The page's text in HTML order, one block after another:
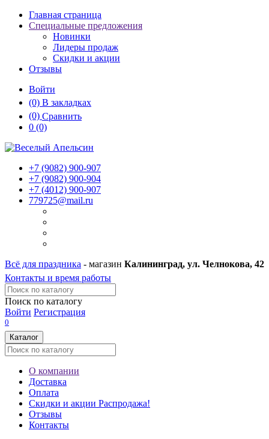
Главная страница
Специальные предложения
Новинки
Лидеры продаж
Скидки и акции
Отзывы
Войти
(0) В закладках
(0) Сравнить
0 (0)
+7 (9082) 900-907
+7 (9082) 900-904
+7 (4012) 900-907
779725@mail.ru
Всё для праздника - магазин Калининград, ул. Челнокова, 42
Контакты и время работы
Поиск по каталогу
Войти Регистрация
0
Каталог
О компании
Доставка
Оплата
Скидки и акции Распродажа!
Отзывы
Контакты